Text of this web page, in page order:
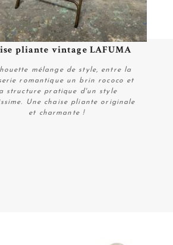
Plus de détails
pliante vintage LAFUMA
mélange de style, entre la
romantique un brin rococo et
structure pratique d'un style
Une chaise pliante originale
et charmante !